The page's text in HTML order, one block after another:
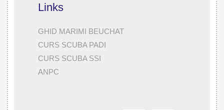
Links
GHID MARIMI BEUCHAT
CURS SCUBA PADI
CURS SCUBA SSI
ANPC